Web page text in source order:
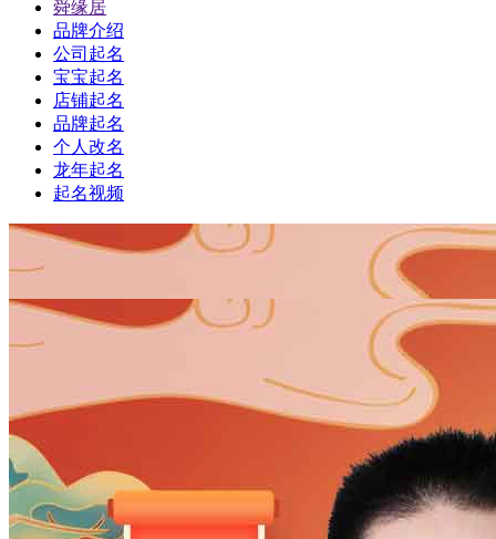
舜缘居
品牌介绍
公司起名
宝宝起名
店铺起名
品牌起名
个人改名
龙年起名
起名视频
男
男 女